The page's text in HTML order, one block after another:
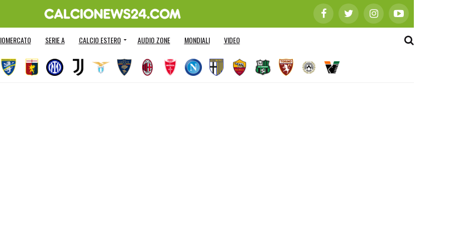
SERIE A CALCIO ESTERO AUDIO ZONE MONDIALI VIDEO